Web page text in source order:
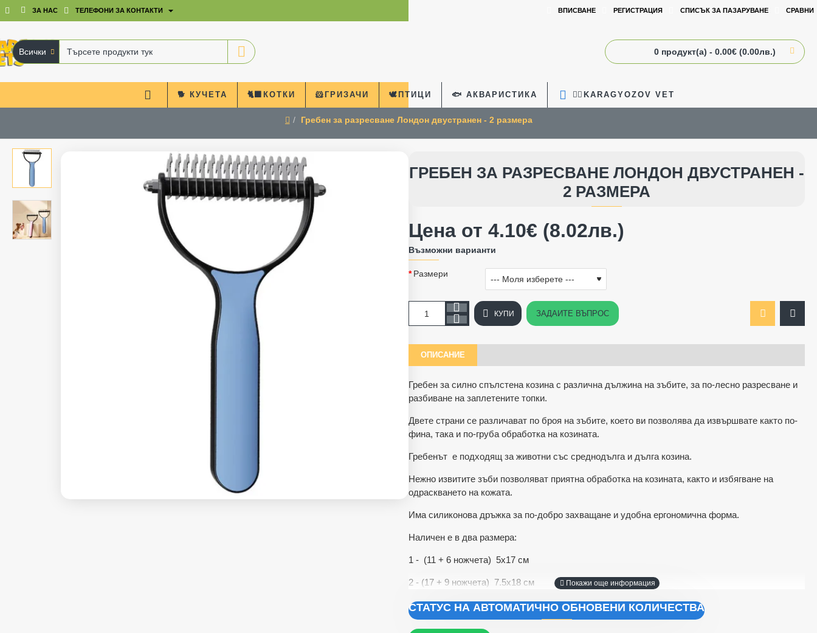
ЗА НАС ТЕЛЕФОНИ ЗА КОНТАКТИ ВПИСВАНЕ РЕГИСТРАЦИЯ СПИСЪК ЗА ПАЗАРУВАНЕ СРАВНИ
Всички
Търсете
продукти
тук
0 продукт(а) - 0.00€ (0.00лв.)
🐕 КУЧЕТА 🐈‍⬛КОТКИ 🐹ГРИЗАЧИ 🕊️ПТИЦИ 🐟 АКВАРИСТИКА 🧑‍⚕️KARAGYOZOV VET
Гребен за разресване Лондон двустранен - 2 размера
ГРЕБЕН ЗА РАЗРЕСВАНЕ ЛОНДОН ДВУСТРАНЕН -
2 РАЗМЕРА
ОПИСАНИЕ
Гребен за силно спълстена козина с различна дължина на зъбите, за по-лесно разресване и
разбиване на заплетените топки.
Двете страни се различават по броя на зъбите, което ви позволява да извършвате както по-
фина, така и по-груба обработка на козината.
Гребенът е подходящ за животни със среднодълга и дълга козина.
Нежно извитите зъби позволяват приятна обработка на козината, както и избягване на
одраскването на кожата.
Има силиконова дръжка за по-добро захващане и удобна ергономична форма.
Наличен е в два размера:
1 - (11 + 6 ножчета) 5x17 см
2 - (17 + 9 ножчета) 7.5x18 см
СТАТУС НА АВТОМАТИЧНО ОБНОВЕНИ КОЛИЧЕСТВА
Цена от 4.10€ (8.02лв.)
Възможни варианти
Размери
КУПИ ЗАДАЙТЕ ВЪПРОС